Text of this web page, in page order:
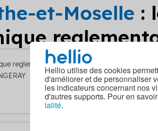
Hellio utilise des cookies
d'améliorer et de personnaliser
les indicateurs concernant nos
d'autres supports. Pour en
ialité.
et-Moselle :
reglemen
Etude thermique reglemen
taire RGE ALLAIN